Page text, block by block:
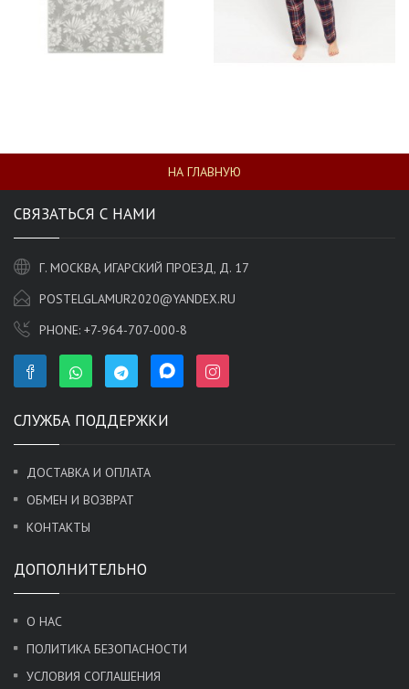
НА ГЛАВНУЮ
СВЯЗАТЬСЯ С НАМИ
Г. МОСКВА, ИГАРСКИЙ ПРОЕЗД, Д. 17
POSTELGLAMUR2020@YANDEX.RU
PHONE: +7-964-707-000-8
СЛУЖБА ПОДДЕРЖКИ
ДОСТАВКА И ОПЛАТА
ОБМЕН И ВОЗВРАТ
КОНТАКТЫ
ДОПОЛНИТЕЛЬНО
О НАС
ПОЛИТИКА БЕЗОПАСНОСТИ
УСЛОВИЯ СОГЛАШЕНИЯ